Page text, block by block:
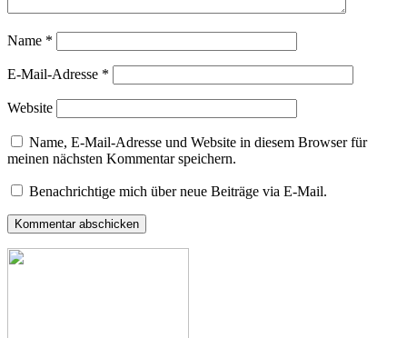
Name *
E-Mail-Adresse *
Website
Name, E-Mail-Adresse und Website in diesem Browser für
meinen nächsten Kommentar speichern.
Benachrichtige mich über neue Beiträge via E-Mail.